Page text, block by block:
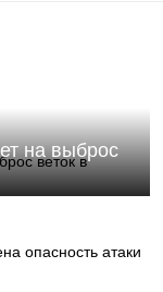
на выброс
опасность атаки